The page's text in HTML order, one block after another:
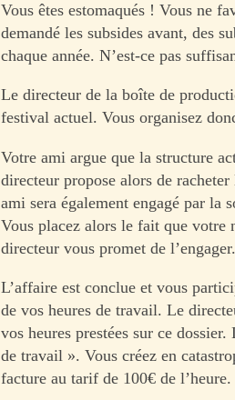
Vous êtes estomaqués ! Vous ne
demandé les subsides avant, des
chaque année. N’est-ce pas
Le directeur de la boîte de
festival actuel. Vous organisez
Votre ami argue que la structure
directeur propose alors de
ami sera également engagé par la
Vous placez alors le fait que votre
directeur vous promet de l’engager.
L’affaire est conclue et vous
de vos heures de travail. Le
vos heures prestées sur ce
de travail ». Vous créez en
facture au tarif de 100€ de l’heure.